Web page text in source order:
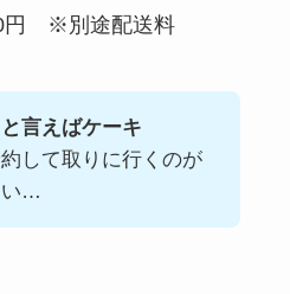
円 ※別途配送料
言えばケーキ
して取りに行くのが
い…